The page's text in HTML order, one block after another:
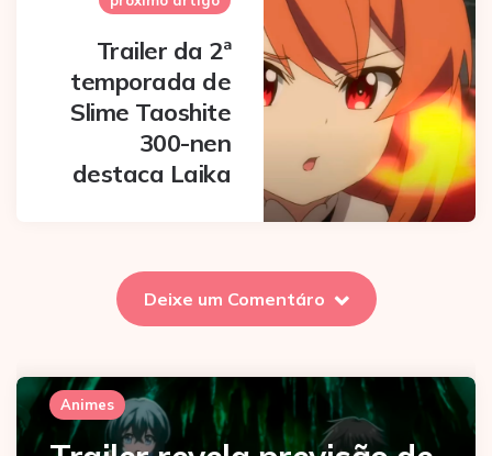
Trailer da 2ª
temporada de
Slime Taoshite
300-nen
destaca Laika
Deixe um Comentáro
Animes